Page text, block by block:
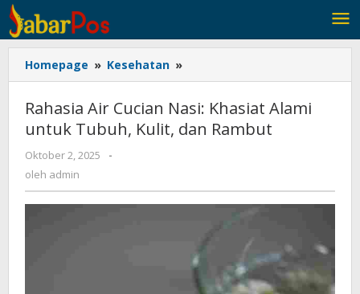
Lewati
ke
konten
Homepage » Kesehatan »
Air
Cucian
Nasi:
Khasiat
Rambut
Rahasia Air Cucian Nasi: Khasiat Alami
untuk Tubuh, Kulit, dan Rambut
Oktober 2, 2025
oleh
-
oleh admin